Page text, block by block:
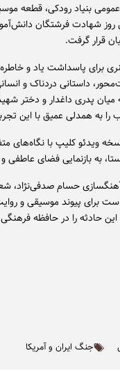
شهادت فرشتگان
قرار گرفت.
برای پاسداشت یاد و
داستانی دردناک و
میان پدری داغدار و دختر
به همدلی عمیق با این
این اثر، ۲ نسخه ویدئو کلیپ
به بازنمایی فضای عاطفی
آهنگسازی حسام صدفی‌نژاد،
برای پیوند موسیقی و
حادثه را در حافظه
جنگ ایران و آمریکا